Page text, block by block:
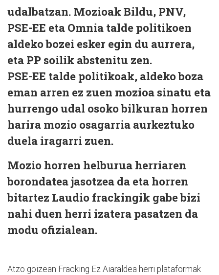
udalbatzan. Mozioak Bildu, PNV,
PSE-EE eta Omnia talde politikoen
aldeko bozei esker egin du aurrera,
eta PP soilik abstenitu zen.
PSE-EE talde politikoak, aldeko boza
eman arren ez zuen mozioa sinatu eta
hurrengo udal osoko bilkuran horren
harira mozio osagarria aurkeztuko
duela iragarri zuen.
Mozio horren helburua herriaren
borondatea jasotzea da eta horren
bitartez Laudio frackingik gabe bizi
nahi duen herri izatera pasatzen da
modu ofizialean.
Atzo goizean Fracking Ez Aiaraldea herri plataformak